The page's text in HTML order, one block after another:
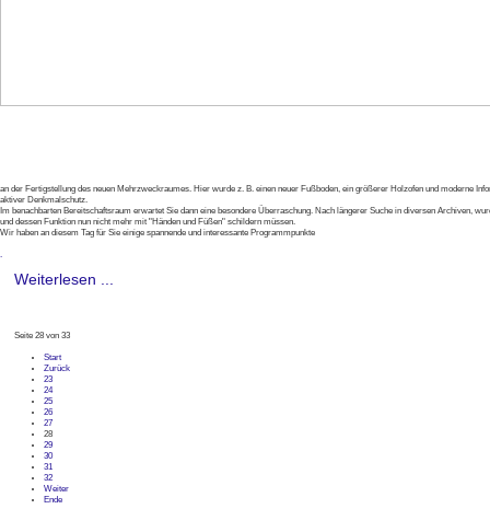
an der Fertigstellung des neuen Mehrzweckraumes. Hier wurde z. B. einen neuer Fußboden, ein größerer Holzofen und moderne
aktiver Denkmalschutz.
Im benachbarten Bereitschaftsraum erwartet Sie dann eine besondere Überraschung. Nach längerer Suche in diversen Archiven,
und dessen Funktion nun nicht mehr mit "Händen und Füßen" schildern müssen.
Wir haben an diesem Tag für Sie einige spannende und interessante Programmpunkte
.
Weiterlesen ...
Seite 28 von 33
Start
Zurück
23
24
25
26
27
28
29
30
31
32
Weiter
Ende